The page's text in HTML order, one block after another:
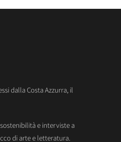
dalla Costa Azzurra, il
e interviste a
di arte e letteratura.